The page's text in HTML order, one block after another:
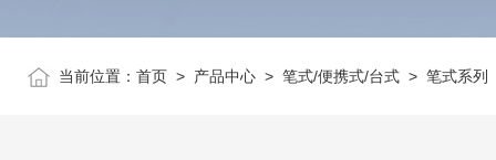
当前位置： 首页 > 产品中心 > 笔式/便携式/台式 > 笔式系列